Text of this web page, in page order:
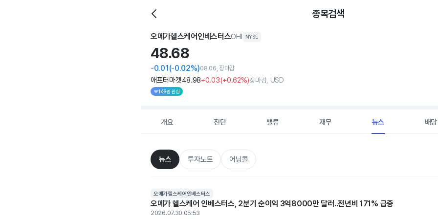
종목검색
오메가헬스케어인베스터스OHI NYSE
48.68
-0.01(-0.02%)08.06, 장마감
애프터마켓48.98+0.03(+0.62%)장마감, USD
146명 관심
개요 진단 밸류 재무 뉴스 배당
뉴스 투자노트 어닝콜
오메가헬스케어인베스터스
오메가 헬스케어 인베스터스, 2분기 순이익 3억8000만 달러..전년비 171% 급증
2026.07.30 05:53